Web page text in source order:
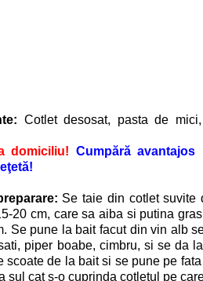
Cotlet desosat, pasta de
domiciliu! Cumpără avantajos
Se taie din cotlet suvite
20 cm, care sa aiba si putina
Se pune la bait facut din vin alb
piper boabe, cimbru, si se da
scoate de la bait si se pune pe
sul cat s-o cuprinda cotletul pe